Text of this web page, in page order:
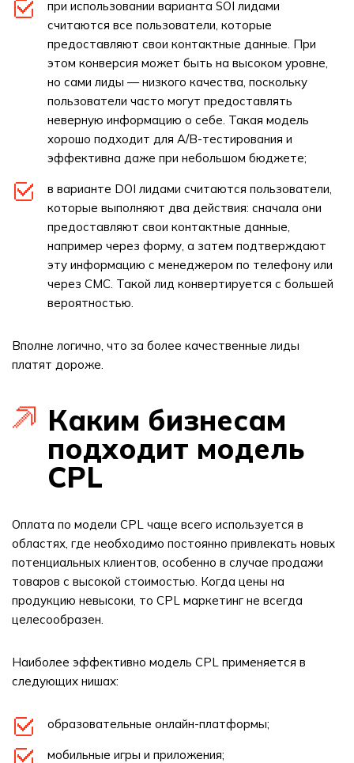
при использовании варианта SOI лидами
считаются все пользователи, которые
предоставляют свои контактные данные. При
этом конверсия может быть на высоком уровне,
но сами лиды — низкого качества, поскольку
пользователи часто могут предоставлять
неверную информацию о себе. Такая модель
хорошо подходит для A/B-тестирования и
эффективна даже при небольшом бюджете;
в варианте DOI лидами считаются пользователи,
которые выполняют два действия: сначала они
предоставляют свои контактные данные,
например через форму, а затем подтверждают
эту информацию с менеджером по телефону или
через СМС. Такой лид конвертируется с большей
вероятностью.
Вполне логично, что за более качественные лиды
платят дороже.
Каким бизнесам
подходит модель
CPL
Оплата по модели CPL чаще всего используется в
областях, где необходимо постоянно привлекать новых
потенциальных клиентов, особенно в случае продажи
товаров с высокой стоимостью. Когда цены на
продукцию невысоки, то CPL маркетинг не всегда
целесообразен.
Наиболее эффективно модель CPL применяется в
следующих нишах:
образовательные онлайн-платформы;
мобильные игры и приложения;